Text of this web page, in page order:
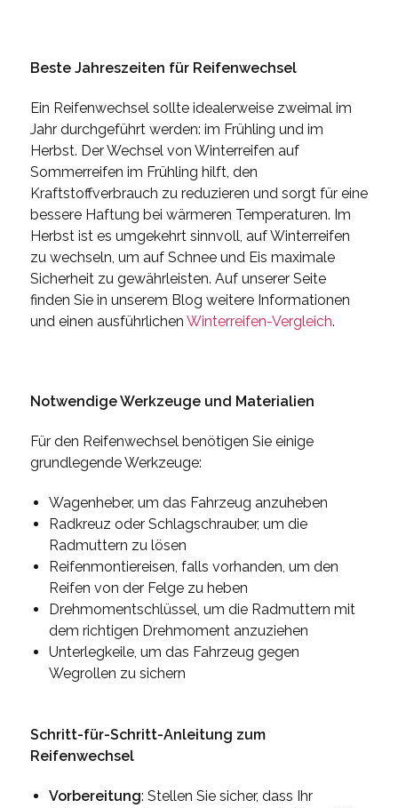
Beste Jahreszeiten für Reifenwechsel
Ein Reifenwechsel sollte idealerweise zweimal im
Jahr durchgeführt werden: im Frühling und im
Herbst. Der Wechsel von Winterreifen auf
Sommerreifen im Frühling hilft, den
Kraftstoffverbrauch zu reduzieren und sorgt für eine
bessere Haftung bei wärmeren Temperaturen. Im
Herbst ist es umgekehrt sinnvoll, auf Winterreifen
zu wechseln, um auf Schnee und Eis maximale
Sicherheit zu gewährleisten. Auf unserer Seite
finden Sie in unserem Blog weitere Informationen
und einen ausführlichen Winterreifen-Vergleich.
Notwendige Werkzeuge und Materialien
Für den Reifenwechsel benötigen Sie einige
grundlegende Werkzeuge:
Wagenheber, um das Fahrzeug anzuheben
Radkreuz oder Schlagschrauber, um die
Radmuttern zu lösen
Reifenmontiereisen, falls vorhanden, um den
Reifen von der Felge zu heben
Drehmomentschlüssel, um die Radmuttern mit
dem richtigen Drehmoment anzuziehen
Unterlegkeile, um das Fahrzeug gegen
Wegrollen zu sichern
Schritt-für-Schritt-Anleitung zum
Reifenwechsel
Vorbereitung: Stellen Sie sicher, dass Ihr